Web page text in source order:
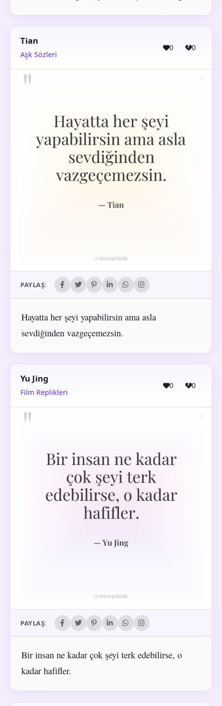
Tian
Aşk Sözleri
0 0
PAYLAŞ:
Hayatta her şeyi yapabilirsin ama asla
sevdiğinden vazgeçemezsin.
Yu Jing
Film Replikleri
0 0
PAYLAŞ:
Bir insan ne kadar çok şeyi terk edebilirse, o
kadar hafifler.